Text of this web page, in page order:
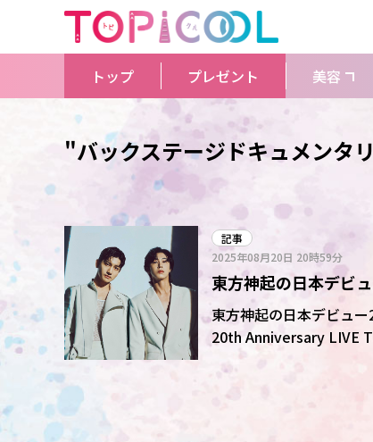
トップ プレゼント 美容
"バックステージドキュメンタ
記事
2025年08月20日 20時59分
東方神起の日本デビ
気ジャズ漫画「
東方神起の日本デビュ
20th Anniversary LIVE